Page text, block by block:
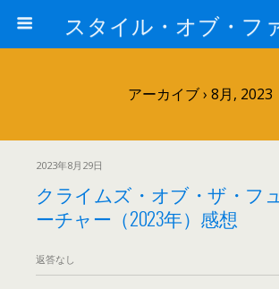
アーカイブ › 8月, 2023
2023年8月29日
クライムズ・オブ・ザ・フュ
ーチャー（2023年）感想
返答なし